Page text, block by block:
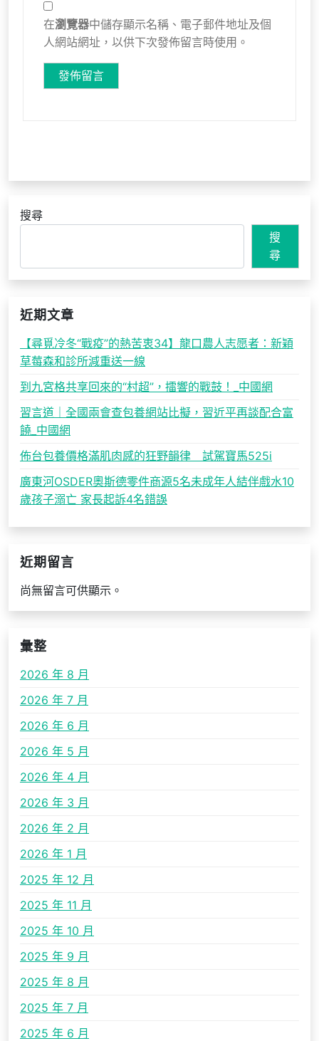
在瀏覽器中儲存顯示名稱、電子郵件地址及個
人網站網址，以供下次發佈留言時使用。
搜尋
搜
尋
近期文章
【尋覓冷冬“戰疫”的熱苦衷34】龍口農人志愿者：新穎
草莓森和診所減重送一線
到九宮格共享回來的“村超”，擂響的戰鼓！_中國網
習言道｜全國兩會查包養網站比擬，習近平再談配合富
饒_中國網
佈台包養價格滿肌肉感的狂野韻律 試駕寶馬525i
廣東河OSDER奧斯德零件商源5名未成年人結伴戲水10
歲孩子溺亡 家長起訴4名錯誤
近期留言
尚無留言可供顯示。
彙整
2026 年 8 月
2026 年 7 月
2026 年 6 月
2026 年 5 月
2026 年 4 月
2026 年 3 月
2026 年 2 月
2026 年 1 月
2025 年 12 月
2025 年 11 月
2025 年 10 月
2025 年 9 月
2025 年 8 月
2025 年 7 月
2025 年 6 月